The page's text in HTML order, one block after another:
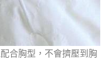
合胸型，不會擠壓到胸